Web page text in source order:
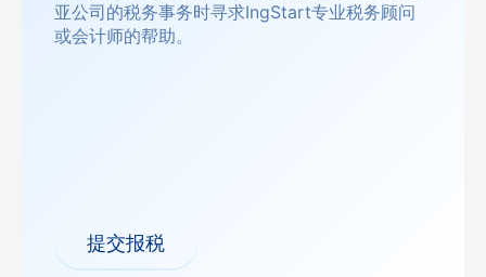
亚公司的税务事务时寻求IngStart专业税务顾问
或会计师的帮助。
提交报税